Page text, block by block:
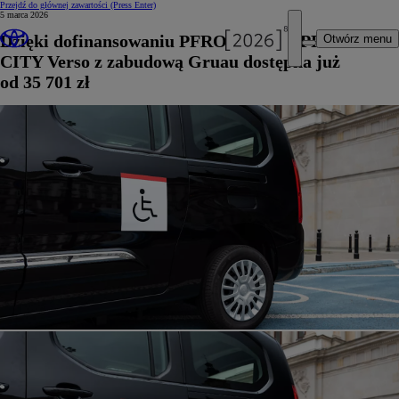
Przejdź do głównej zawartości (Press Enter)
Otwórz menu
5 marca 2026
Dzięki dofinansowaniu PFRON Toyota PROACE
CITY Verso z zabudową Gruau dostępna już
od 35 701 zł